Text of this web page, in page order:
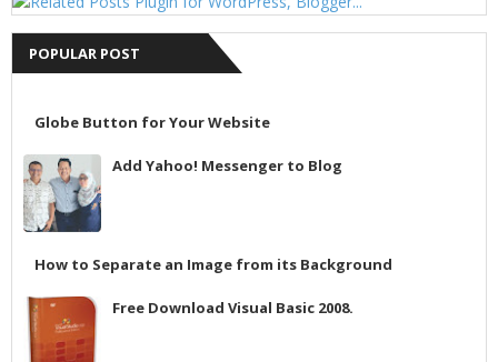
POPULAR POST
Globe Button for Your Website
Add Yahoo! Messenger to Blog
How to Separate an Image from its Background
Free Download Visual Basic 2008.